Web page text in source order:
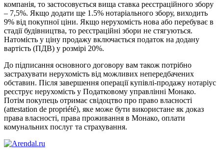
компанія, то застосовується вища ставка реєстраційного збору
– 7,5%. Якщо додати ще 1.5% нотаріального збору, виходить
9% від покупної ціни. Якщо нерухомість нова або перебуває в
стадії будівництва, то реєстраційні збори не стягуються.
Натомість у ціну продажу включається податок на додану
вартість (ПДВ) у розмірі 20%.
До підписання основного договору вам також потрібно
застрахувати нерухомість від можливих непередбачених
обставин. Після завершення операції купівлі-продажу нотаріус
реєструє нерухомість у Податковому управлінні Монако.
Потім покупець отримає свідоцтво про право власності
(attestation de propriété), яке може бути використане як доказ
права власності, права проживання в Монако, оплати
комунальних послуг та страхування.